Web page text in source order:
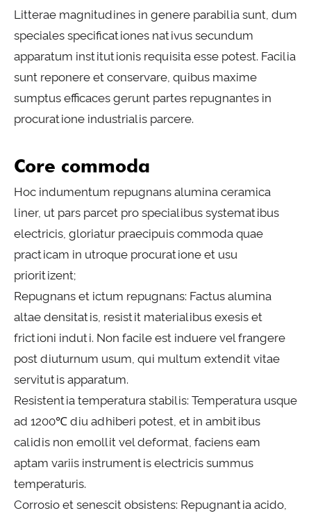
Litterae magnitudines in genere parabilia sunt, dum
speciales specificationes nativus secundum
apparatum institutionis requisita esse potest. Facilia
sunt reponere et conservare, quibus maxime
sumptus efficaces gerunt partes repugnantes in
procuratione industrialis parcere.
Core commoda
Hoc indumentum repugnans alumina ceramica
liner, ut pars parcet pro specialibus systematibus
electricis, gloriatur praecipuis commoda quae
practicam in utroque procuratione et usu
prioritizent;
Repugnans et ictum repugnans: Factus alumina
altae densitatis, resistit materialibus exesis et
frictioni induti. Non facile est induere vel frangere
post diuturnum usum, qui multum extendit vitae
servitutis apparatum.
Resistentia temperatura stabilis: Temperatura usque
ad 1200℃ diu adhiberi potest, et in ambitibus
calidis non emollit vel deformat, faciens eam
aptam variis instrumentis electricis summus
temperaturis.
Corrosio et senescit obsistens: Repugnantia acido,